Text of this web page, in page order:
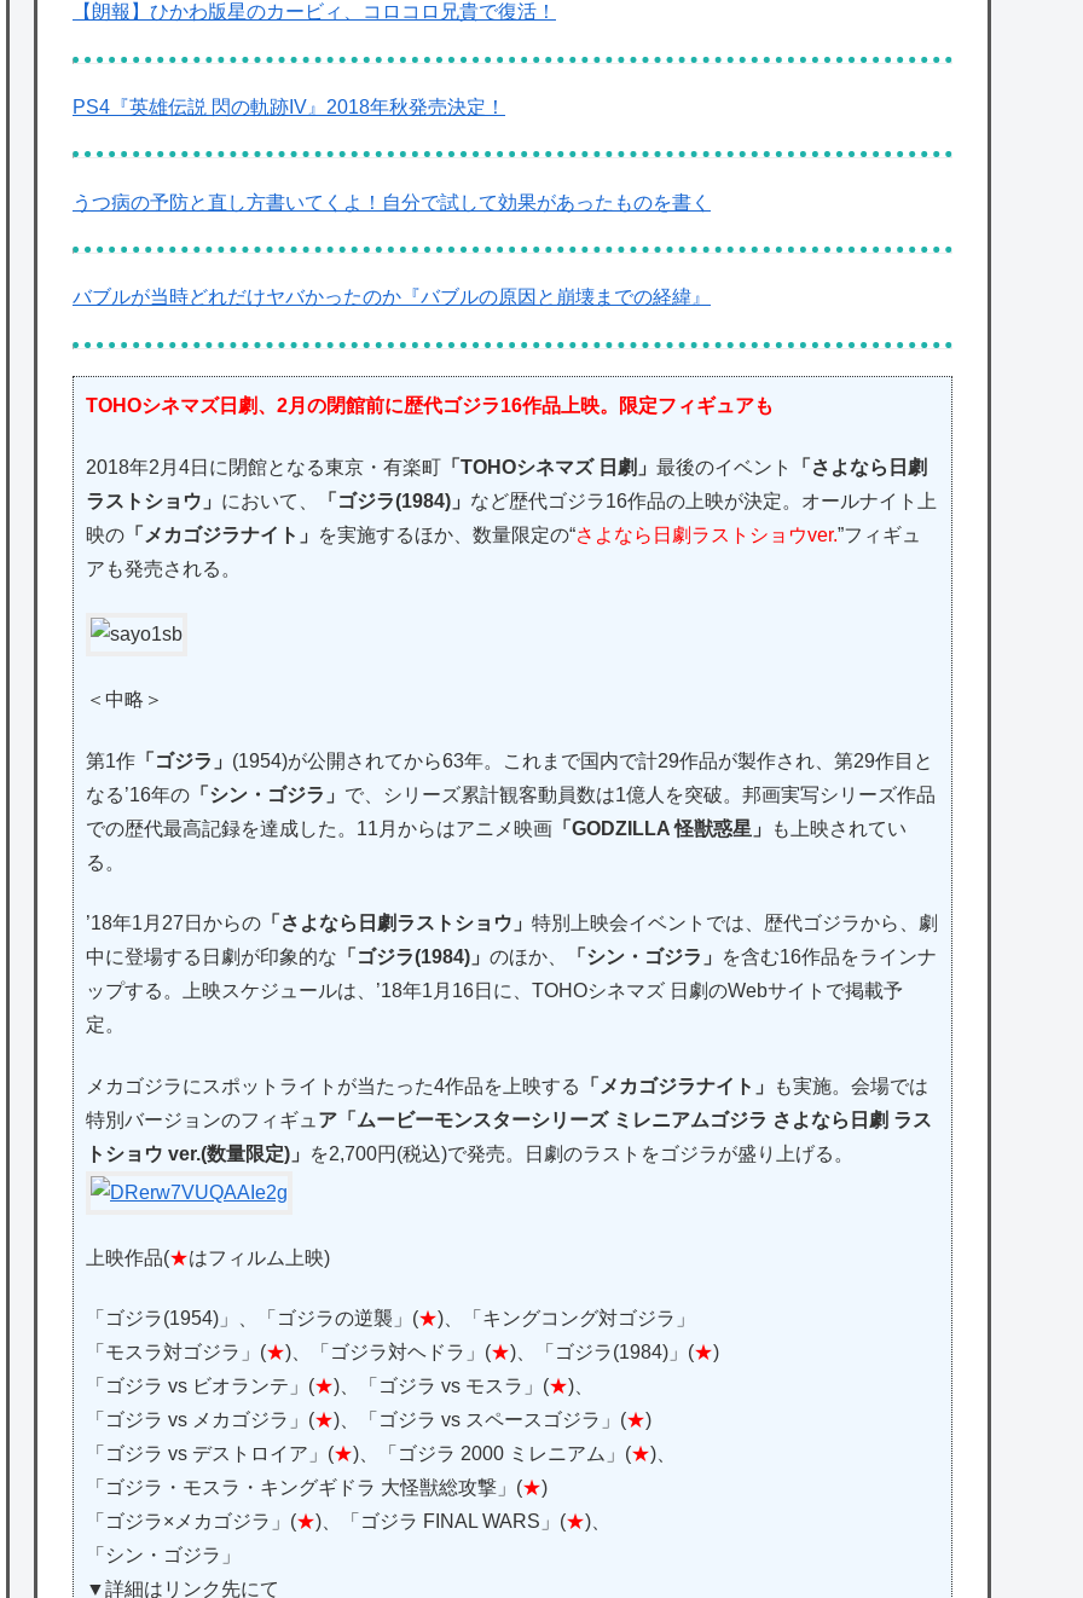
【朗報】ひかわ版星のカービィ、コロコロ兄貴で復活！
PS4『英雄伝説 閃の軌跡IV』2018年秋発売決定！
うつ病の予防と直し方書いてくよ！自分で試して効果があったものを書く
バブルが当時どれだけヤバかったのか『バブルの原因と崩壊までの経緯』
TOHOシネマズ日劇、2月の閉館前に歴代ゴジラ16作品上映。限定フィギュアも
2018年2月4日に閉館となる東京・有楽町 「TOHOシネマズ 日劇」 最後のイベント
「さよなら日劇
ラストショウ」 において、 「ゴジラ(1984)」 など歴代ゴジラ16作品の上映が決定。オールナイト上
映の 「メカゴジラナイト」 を実施するほか、数量限定の“さよなら日劇ラストショウver.”フィギュ
アも発売される。
＜中略＞
第1作 「ゴジラ」 (1954)が公開されてから63年。これまで国内で計29作品が製作され、第29作目と
なる’16年の 「シン・ゴジラ」 で、シリーズ累計観客動員数は1億人を突破。邦画実写シリーズ作品
での歴代最高記録を達成した。11月からはアニメ映画 「GODZILLA 怪獣惑星」
も上映されてい
る。
’18年1月27日からの 「さよなら日劇ラストショウ」 特別上映会イベントでは、歴代ゴジラから、劇
中に登場する日劇が印象的な 「ゴジラ(1984)」 のほか、 「シン・ゴジラ」
を含む16作品をラインナ
ップする。上映スケジュールは、’18年1月16日に、TOHOシネマズ 日劇のWebサイトで掲載予
定。
メカゴジラにスポットライトが当たった4作品を上映する 「メカゴジラナイト」
も実施。会場では
特別バージョンのフィギュ ア「ムービーモンスターシリーズ ミレニアムゴジラ さよなら日劇 ラス
トショウ ver.(数量限定)」
を2,700円(税込)で発売。日劇のラストをゴジラが盛り上げる。
上映作品(★はフィルム上映)
「ゴジラ(1954)」、「ゴジラの逆襲」(★)、「キングコング対ゴジラ」
「モスラ対ゴジラ」(★)、「ゴジラ対ヘドラ」(★)、「ゴジラ(1984)」(★)
「ゴジラ vs ビオランテ」(★)、「ゴジラ vs モスラ」(★)、
「ゴジラ vs メカゴジラ」(★)、「ゴジラ vs スペースゴジラ」(★)
「ゴジラ vs デストロイア」(★)、「ゴジラ 2000 ミレニアム」(★)、
「ゴジラ・モスラ・キングギドラ 大怪獣総攻撃」(★)
「ゴジラ×メカゴジラ」(★)、「ゴジラ FINAL WARS」(★)、
「シン・ゴジラ」
▼詳細はリンク先にて